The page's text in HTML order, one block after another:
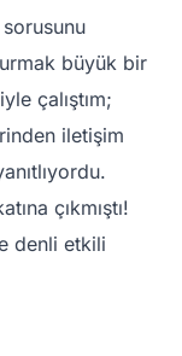
büyük bir
çalıştım;
iletişim
çıkmıştı!
denli etkili